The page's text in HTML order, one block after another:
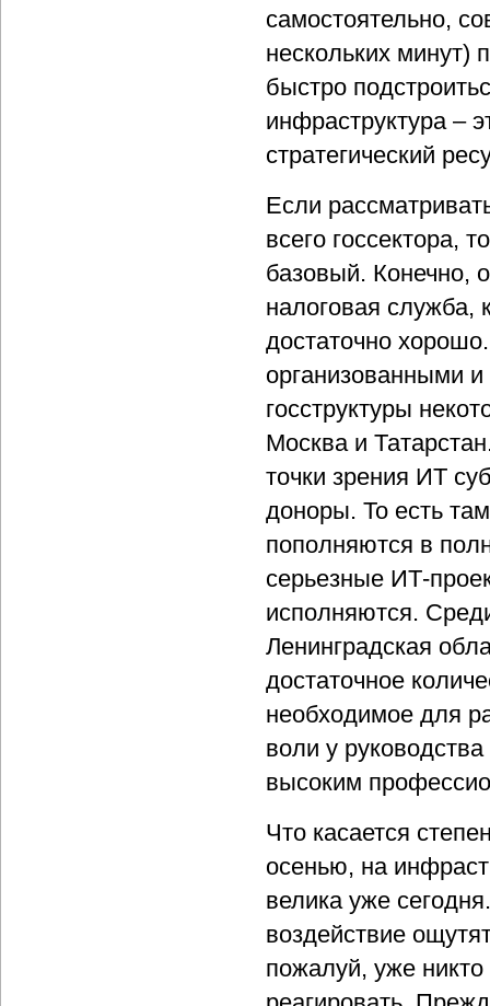
самостоятельно,
нескольких минут)
быстро
инфраструктура –
стратегический
Если
всего госсектора,
базовый. Конечно,
налоговая служба,
достаточно
организованными
госструктуры
Москва и
точки зрения ИТ
доноры. То есть
пополняются в
серьезные ИТ-
исполняются.
Ленинградская
достаточное
необходимое для
воли у
высоким
Что касается
осенью, на
велика уже
воздействие
пожалуй, уже